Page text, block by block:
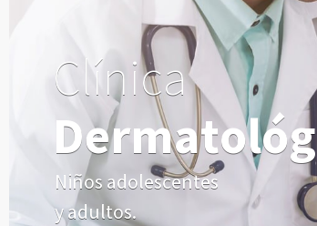
Clínica
Dermatológ
Niños adolescentes
yadultos.